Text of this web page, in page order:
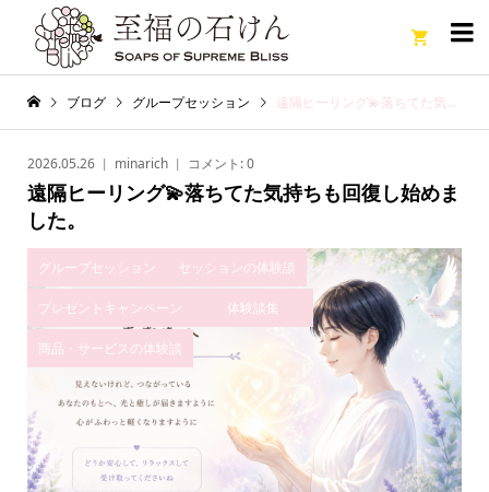

ブログ グループセッション 遠隔ヒーリング💫落ちてた気持ちも回復し始めました。
2026.05.26 minarich コメント:0
遠隔ヒーリング💫落ちてた気持ちも回復し始めま
した。
グループセッション セッションの体験談
プレゼントキャンペーン 体験談集
商品・サービスの体験談